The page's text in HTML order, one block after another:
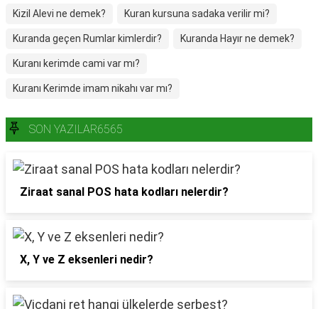
Kizil Alevi ne demek? Kuran kursuna sadaka verilir mi?
Kuranda geçen Rumlar kimlerdir? Kuranda Hayır ne demek?
Kuranı kerimde cami var mı?
Kuranı Kerimde imam nikahı var mı?
SON YAZILAR6565
Ziraat sanal POS hata kodları nelerdir?
X, Y ve Z eksenleri nedir?